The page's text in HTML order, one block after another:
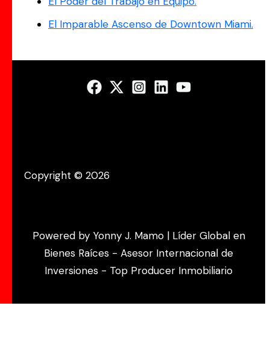
El Imparable Ascenso de Downtown Miami.
Copyright © 2026
Powered by Yonny J. Mamo | Líder Global en
Bienes Raíces - Asesor Internacional de
Inversiones - Top Producer Inmobiliario